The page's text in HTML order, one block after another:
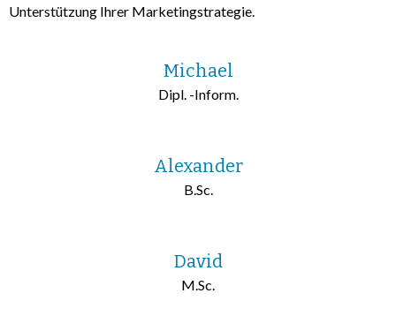
Unterstützung Ihrer Marketingstrategie.
Michael
Dipl. -Inform.
Alexander
B.Sc.
David
M.Sc.